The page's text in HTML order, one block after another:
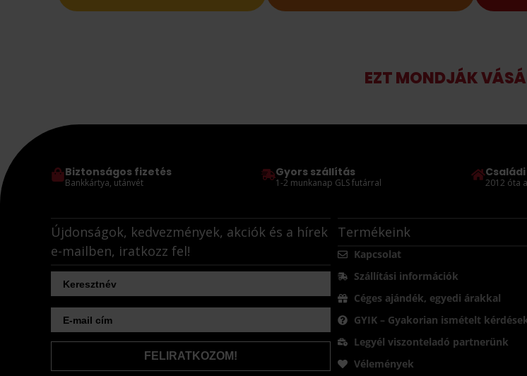
EZT MONDJÁK
Biztonságos fizetés
Bankkártya, utánvét
Gyors szállítás
1-2 munkanap GLS futárral 2012 óta
Újdonságok, kedvezmények, akciók és a hírek
e-mailben, iratkozz fel!
FELIRATKOZOM!
Termékeink
Kapcsolat
Szállítási információk
Céges ajándék, egyedi árakkal
GYIK – Gyakorian ismételt
Legyél viszonteladó partnerünk
Vélemények